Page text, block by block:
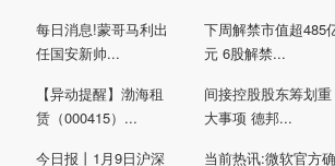
每日消息!蒙哥马利出
任国安新帅...
下周解禁市值超485
元 6股解禁...
【异动提醒】渤海租
赁（000415）...
间接控股股东筹划重
大事项 德邦...
今日报丨1月9日沪深 当前热讯:微软官方确